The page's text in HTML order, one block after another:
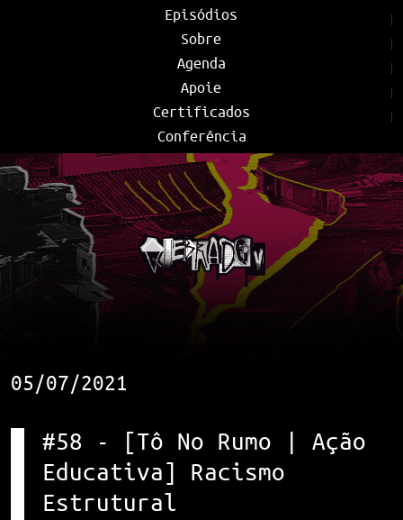
Episódios
Sobre
Agenda
Apoie
Certificados
Conferência
05/07/2021
#58 - [Tô No Rumo | Ação
Educativa] Racismo
Estrutural